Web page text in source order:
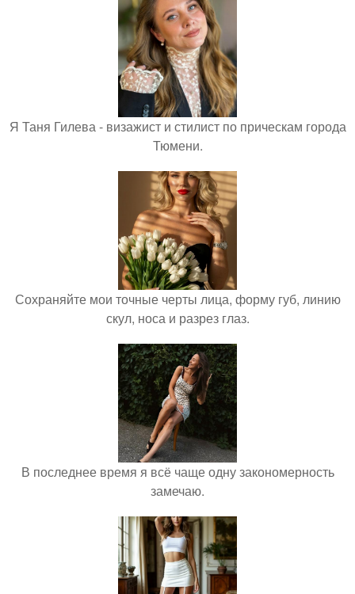
Я Таня Гилева - визажист и стилист по прическам города
Тюмени.
Сохраняйте мои точные черты лица, форму губ, линию
скул, носа и разрез глаз.
В последнее время я всё чаще одну закономерность
замечаю.